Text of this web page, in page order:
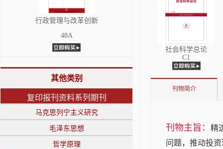
行政管理与改革创新
48A
其他类别
复印报刊资料系列期刊
马克思列宁主义研究
毛泽东思想
哲学原理
社会科学总论
C1
刊物简介
刊物主旨： 精
问题，推动投